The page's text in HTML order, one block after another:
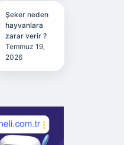
Şeker neden
hayvanlara
zarar verir ?
Temmuz 19,
2026